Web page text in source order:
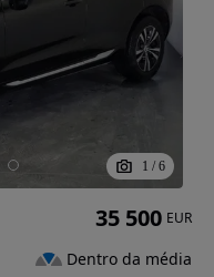
1 / 6
35 500 EUR
Dentro da média